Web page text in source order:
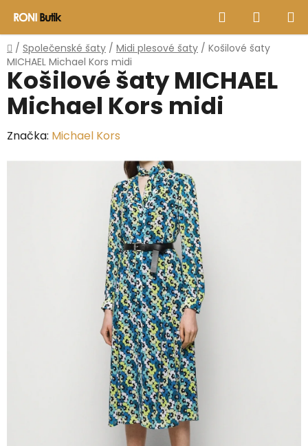
obsah
Hledat
KOŠÍK
Domů
/ Společenské šaty / Midi plesové šaty / Košilové šaty
MICHAEL Michael Kors midi
Košilové šaty MICHAEL
Michael Kors midi
Značka: Michael Kors